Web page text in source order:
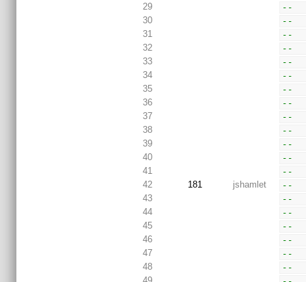
29
--
30
--
31
--
32
--
33
--
34
--
35
--
36
--
37
--
38
--
39
--
40
--
41
--
42
181 jshamlet
--
43
--
44
--
45
--
46
--
47
--
48
--